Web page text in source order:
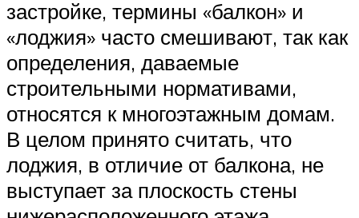
застройке, термины «балкон» и
«лоджия» часто смешивают, так как
определения, даваемые
строительными нормативами,
относятся к многоэтажным домам.
В целом принято считать, что
лоджия, в отличие от балкона, не
выступает за плоскость стены